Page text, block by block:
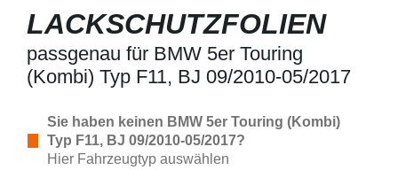
LACKSCHUTZFOLIEN
passgenau für BMW 5er Touring
(Kombi) Typ F11, BJ 09/2010-05/2017
Sie haben keinen BMW 5er Touring (Kombi)
Typ F11, BJ 09/2010-05/2017?
Hier Fahrzeugtyp auswählen